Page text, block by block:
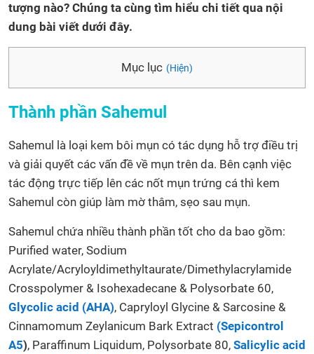
tượng nào? Chúng ta cùng tìm hiểu chi tiết qua nội
dung bài viết dưới đây.
Mục lục (Hiện)
Thành phần Sahemul
Sahemul là loại kem bôi mụn có tác dụng hỗ trợ điều trị
và giải quyết các vấn đề về mụn trên da. Bên cạnh việc
tác động trực tiếp lên các nốt mụn trứng cá thì kem
Sahemul còn giúp làm mờ thâm, sẹo sau mụn.
Sahemul chứa nhiều thành phần tốt cho da bao gồm:
Purified water, Sodium
Acrylate/Acryloyldimethyltaurate/Dimethylacrylamide
Crosspolymer & Isohexadecane & Polysorbate 60,
Glycolic acid (AHA), Capryloyl Glycine & Sarcosine &
Cinnamomum Zeylanicum Bark Extract (Sepicontrol
A5), Paraffinum Liquidum, Polysorbate 80, Salicylic acid